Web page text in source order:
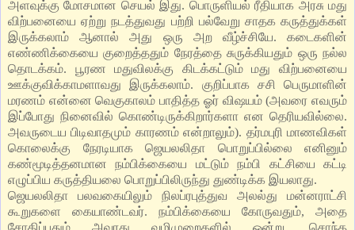
அளவுக்கு மோசமான செயல் இது. பொருளியல் ரீதியாக அரசு மது
விற்பனையை ஏற்று நடத்துவது பற்றி பல்வேறு சாதக கருத்துக்கள்
இருக்கலாம் ஆனால் அது ஒரு அற வீழ்ச்சியே. கடைகளின்
எண்ணிக்கையை குறைத்ததும் நேரத்தை சுருக்கியதும் ஒரு நல்ல
தொடக்கம். பூரண மதுவிலக்கு கிடக்கட்டும் மது விற்பனையை
ஊக்குவிக்காமளாவது இருக்கலாம். குறிப்பாக சசி பெருமாளின்
மரணம் என்னை வெகுகாலம் பாதித்த ஓர் விஷயம் (அவரை எவரும்
இப்போது நினைவில் கொண்டிருக்கிறார்களா என தெரியவில்லை.
அவருடைய பிடிவாதமும் காரணம் என்றாலும்). தர்மபுரி மாணவிகள்
கொலைக்கு நேரடியாக ஜெயலலிதா பொறுப்பில்லை எனினும்
கண்மூடித்தனமான நம்பிக்கையை மட்டும் நம்பி கட்சியை கட்டி
எழுப்பிய கருத்தியலை பொறுப்பிலிருந்து துண்டிக்க இயலாது.
ஜெயலலிதா பலவகையிலும் நிலப்ரபுத்துவ அலல்து மன்னராட்சி
கூறுகளை கையாண்டவர். நம்பிக்கையை கோருவதும், அதை
சோதிப்பதும் அவரது வழிமுறைகளில் ஒன்று. சொந்த